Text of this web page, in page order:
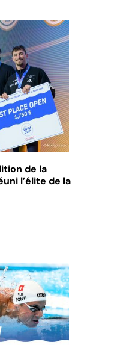
de la
l’élite de la